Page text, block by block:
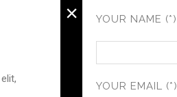
× YOUR NAME (*)
YOUR EMAIL (*)